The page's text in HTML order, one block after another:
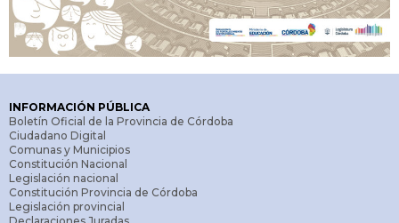
INFORMACIÓN PÚBLICA
Boletín Oficial de la Provincia de Córdoba
Ciudadano Digital
Comunas y Municipios
Constitución Nacional
Legislación nacional
Constitución Provincia de Córdoba
Legislación provincial